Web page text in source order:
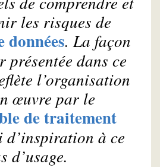
les risques de
. La façon
présentée dans ce
l’organisation
œuvre par le
de traitement
d’inspiration à ce
d’usage.